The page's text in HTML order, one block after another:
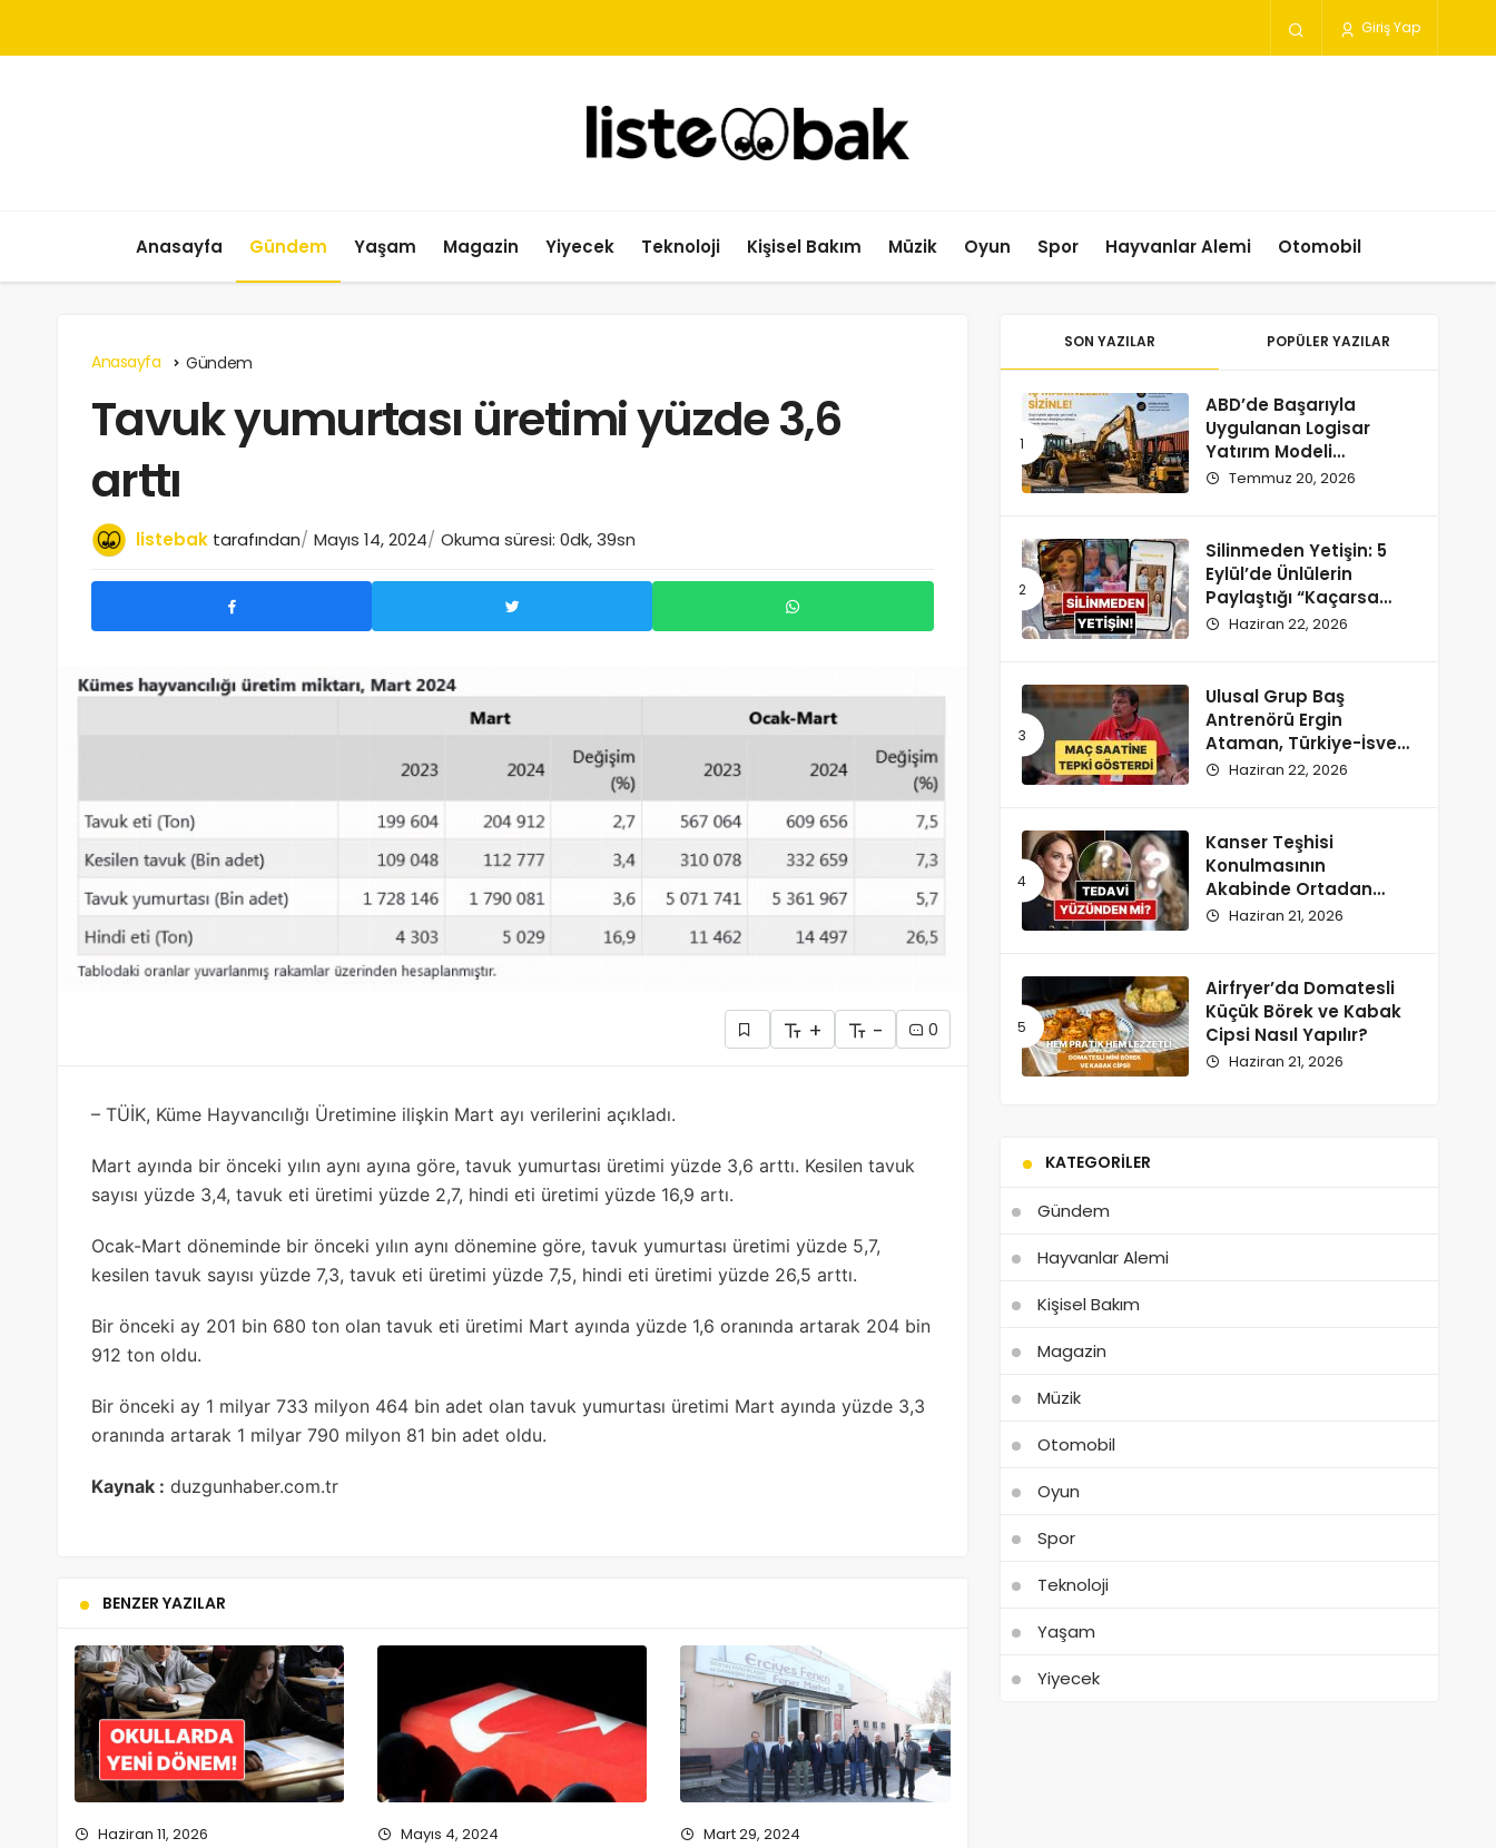
Giriş Yap
Anasayfa Gündem Yaşam Magazin Yiyecek Teknoloji Kişisel Bakım Müzik Oyun Spor Hayvanlar Alemi Otomobil
Anasayfa Gündem
Tavuk yumurtası üretimi yüzde 3,6
arttı
listebak tarafından Mayıs 14, 2024 Okuma süresi: 0dk, 39sn
+ - 0
– TÜİK, Küme Hayvancılığı Üretimine ilişkin Mart ayı verilerini açıkladı.
Mart ayında bir önceki yılın aynı ayına göre, tavuk yumurtası üretimi yüzde 3,6 arttı. Kesilen tavuk
sayısı yüzde 3,4, tavuk eti üretimi yüzde 2,7, hindi eti üretimi yüzde 16,9 artı.
Ocak-Mart döneminde bir önceki yılın aynı dönemine göre, tavuk yumurtası üretimi yüzde 5,7,
kesilen tavuk sayısı yüzde 7,3, tavuk eti üretimi yüzde 7,5, hindi eti üretimi yüzde 26,5 arttı.
Bir önceki ay 201 bin 680 ton olan tavuk eti üretimi Mart ayında yüzde 1,6 oranında artarak 204 bin
912 ton oldu.
Bir önceki ay 1 milyar 733 milyon 464 bin adet olan tavuk yumurtası üretimi Mart ayında yüzde 3,3
oranında artarak 1 milyar 790 milyon 81 bin adet oldu.
Kaynak : duzgunhaber.com.tr
BENZER YAZILAR
Haziran 11, 2026 Mayıs 4, 2024 Mart 29, 2024
SON YAZILAR POPÜLER YAZILAR
ABD’de Başarıyla
Uygulanan Logisar
Yatırım Modeli
Türkiye’ye Geliyor
Temmuz 20, 2026
Silinmeden Yetişin: 5
Eylül’de Ünlülerin
Paylaştığı “Kaçarsa
Yazık Olur” Temalı
Haziran 22, 2026
Ulusal Grup Baş
Antrenörü Ergin
Ataman, Türkiye-İsveç
Maçı Saatine
Haziran 22, 2026
Kanser Teşhisi
Konulmasının
Akabinde Ortadan
Kaybolan Kate
Doğurdu
Haziran 21, 2026
Airfryer’da Domatesli
Küçük Börek ve Kabak
Cipsi Nasıl Yapılır?
Haziran 21, 2026
KATEGORILER
Gündem
Hayvanlar Alemi
Kişisel Bakım
Magazin
Müzik
Otomobil
Oyun
Spor
Teknoloji
Yaşam
Yiyecek